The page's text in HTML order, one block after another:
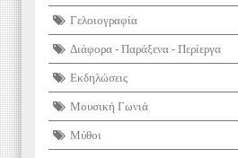
Γελοιογραφία
Διάφορα - Παράξενα - Περίεργα
Εκδηλώσεις
Μουσική Γωνιά
Μύθοι